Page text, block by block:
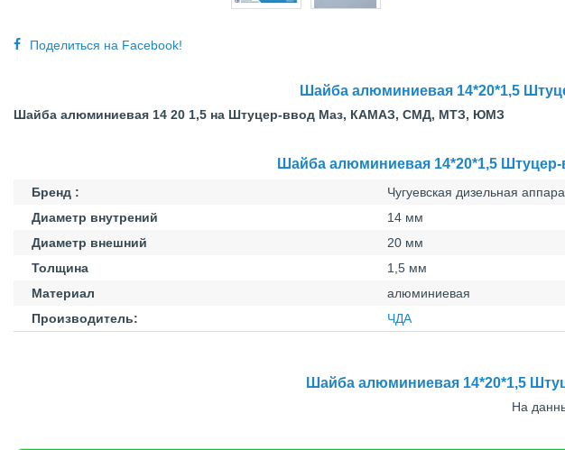
Поделиться на Facebook!
Шайба алюминиевая 14*20*1,5
Шайба алюминиевая 14 20 1,5 на Штуцер-ввод Маз, КАМАЗ, СМД, МТЗ, ЮМЗ
Шайба алюминиевая 14*20*1,5
Бренд :
Чугуевская дизельная
Диаметр внутрений
14 мм
Диаметр внешний
20 мм
Толщина
1,5 мм
Материал
алюминиевая
Производитель:
ЧДА
Шайба алюминиевая 14*20*1,5
На